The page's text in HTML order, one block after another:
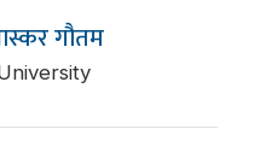
गौतम